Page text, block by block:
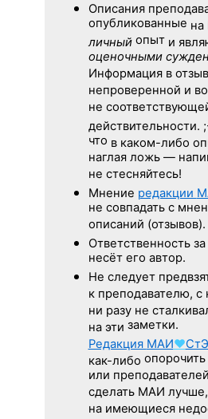
Описания
опубликованные на
личныйопыт и
оценочными
Информация в
непроверенной и
не
действительности.
что в каком-либо
наглая ложь —
не стесняйтесь!
Мнение редакции
не совпадать с
описаний (отзывов).
Ответственность
несёт его автор.
Не следует
к преподавателю, с
ни разу не
на эти заметки.
Редакция МАИ♥
как-либо
или
сделать МАИ
на имеющиеся